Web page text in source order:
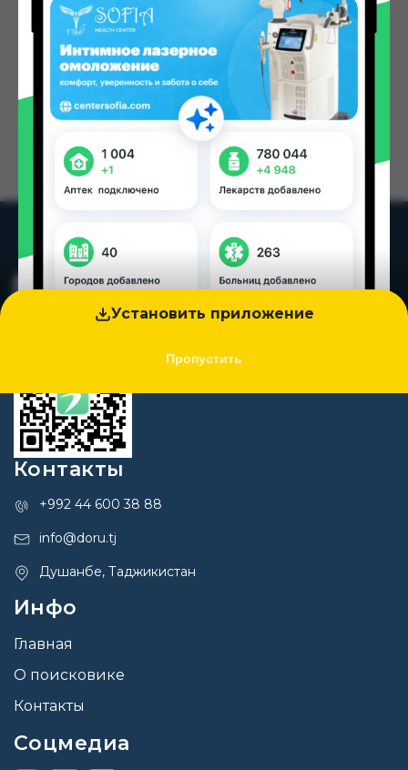
Установить приложение
Пропустить
Контакты
+992 44 600 38 88
info@doru.tj
Душанбе, Таджикистан
Инфо
Главная
О поисковике
Контакты
Соцмедиа